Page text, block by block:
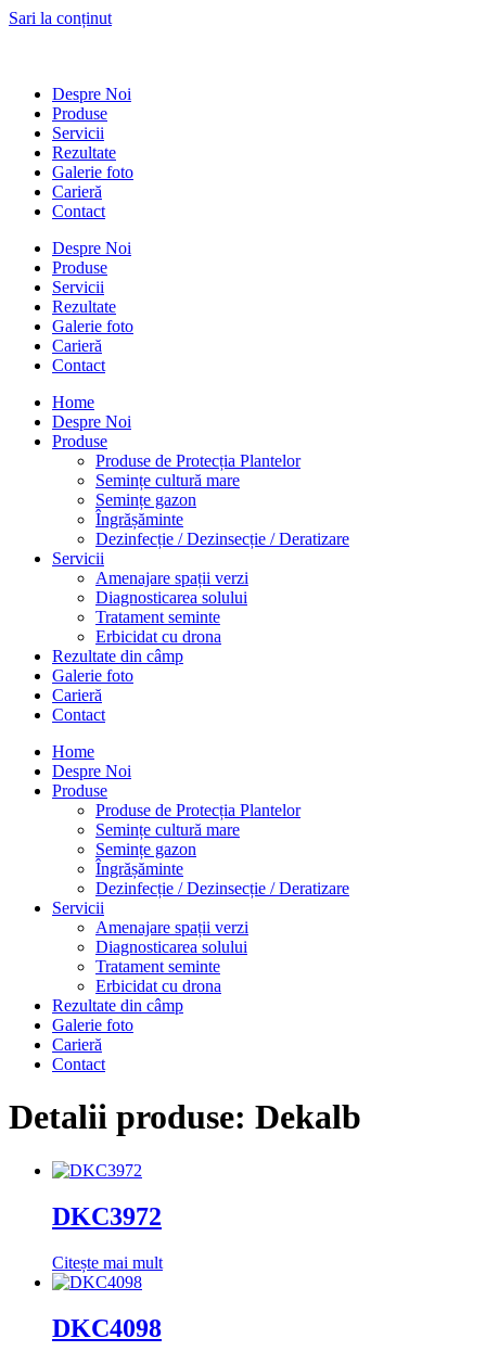
Sari la conținut
Despre Noi
Produse
Servicii
Rezultate
Galerie foto
Carieră
Contact
Despre Noi
Produse
Servicii
Rezultate
Galerie foto
Carieră
Contact
Home
Despre Noi
Produse
Produse de Protecția Plantelor
Semințe cultură mare
Semințe gazon
Îngrășăminte
Dezinfecție / Dezinsecție / Deratizare
Servicii
Amenajare spații verzi
Diagnosticarea solului
Tratament seminte
Erbicidat cu drona
Rezultate din câmp
Galerie foto
Carieră
Contact
Home
Despre Noi
Produse
Produse de Protecția Plantelor
Semințe cultură mare
Semințe gazon
Îngrășăminte
Dezinfecție / Dezinsecție / Deratizare
Servicii
Amenajare spații verzi
Diagnosticarea solului
Tratament seminte
Erbicidat cu drona
Rezultate din câmp
Galerie foto
Carieră
Contact
Detalii produse: Dekalb
DKC3972
Citește mai mult
DKC4098